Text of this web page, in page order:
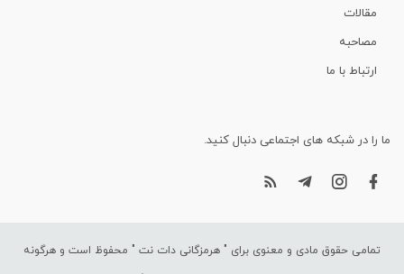
مقالات
مصاحبه
ارتباط با ما
ما را در شبکه های اجتماعی دنبال کنید.
تمامی حقوق مادی و معنوی برای " هرمزگانی دات نت " محفوظ است و هرگونه